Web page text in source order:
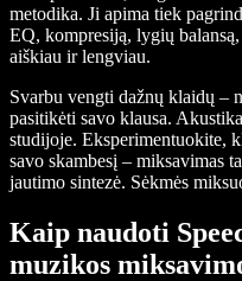
metodika. Ji apima tiek
EQ, kompresiją, lygių
aiškiau ir lengviau.
Svarbu vengti dažnų klaidų –
pasitikėti savo klausa.
studijoje. Eksperimentuokite,
savo skambesį – miksavimas
jautimo sintezė. Sėkmės
Kaip naudoti
muzikos